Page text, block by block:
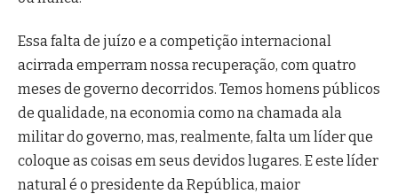
Essa falta de juízo e a competição internacional
acirrada emperram nossa recuperação, com quatro
meses de governo decorridos. Temos homens públicos
de qualidade, na economia como na chamada ala
militar do governo, mas, realmente, falta um líder que
coloque as coisas em seus devidos lugares. E este líder
natural é o presidente da República, maior